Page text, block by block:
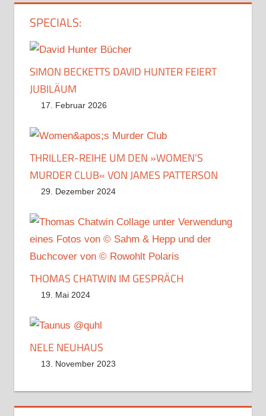
SPECIALS:
SIMON BECKETTS DAVID HUNTER FEIERT
JUBILÄUM
17. Februar 2026
THRILLER-REIHE UM DEN »WOMEN’S
MURDER CLUB« VON JAMES PATTERSON
29. Dezember 2024
THOMAS CHATWIN IM GESPRÄCH
19. Mai 2024
NELE NEUHAUS
13. November 2023